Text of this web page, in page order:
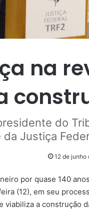
na
do
Justiça
12 de junho
por quase 140
(12), em seu
viabiliza a